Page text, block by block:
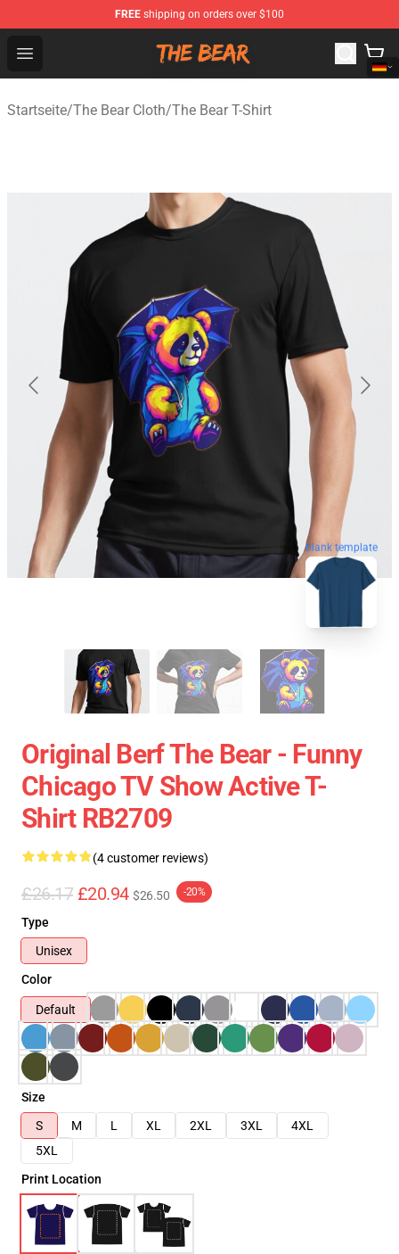
FREE shipping on orders over $100
Open menu
The Bear Shop - Official The Bear Merchandise Store
Startseite/The Bear Cloth/The Bear T-Shirt
blank template
Original Berf The Bear - Funny
Chicago TV Show Active T-
Shirt RB2709
(4 customer reviews)
£26.17 £20.94 $26.50 -20%
Type
Unisex
Color
Default
Size
S
M L XL 2XL 3XL
4XL
5XL
Print Location